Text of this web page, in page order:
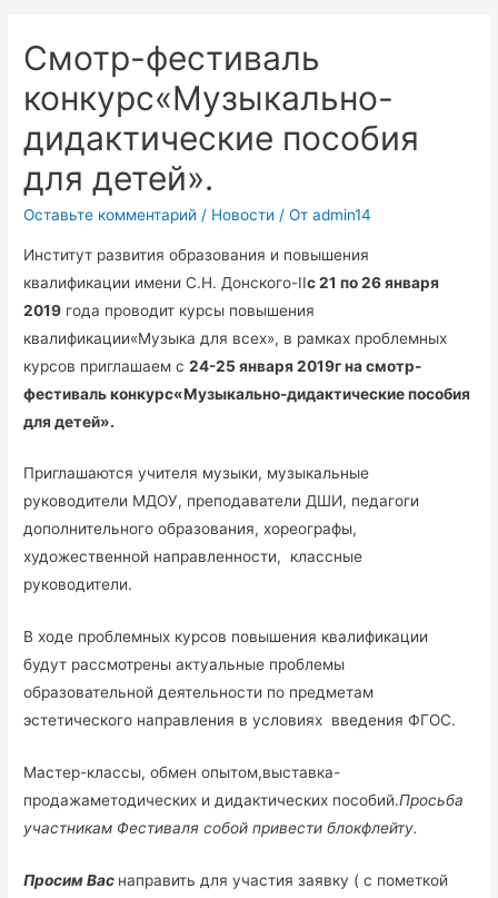
Cмотр-фестиваль
конкурс«Музыкально-
дидактические пособия
для детей».
Оставьте комментарий / Новости / От admin14
Институт развития образования и повышения
квалификации имени С.Н. Донского-IIc 21 по 26 января
2019 года проводит курсы повышения
квалификации«Музыка для всех», в рамках проблемных
курсов приглашаем с24-25 января 2019г на смотр-
фестиваль конкурс«Музыкально-дидактические пособия
для детей».
Приглашаются учителя музыки, музыкальные
руководители МДОУ, преподаватели ДШИ, педагоги
дополнительного образования, хореографы,
художественной направленности, классные
руководители.
В ходе проблемных курсов повышения квалификации
будут рассмотрены актуальные проблемы
образовательной деятельности по предметам
эстетического направления в условиях введения ФГОС.
Мастер-классы, обмен опытом,выставка-
продажаметодических и дидактических пособий.Просьба
участникам Фестиваля собой привести блокфлейту.
Просим Вас направить для участия заявку ( с пометкой